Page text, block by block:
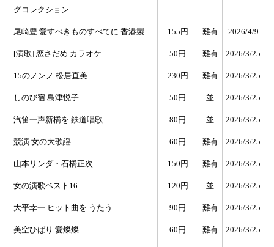
グコレクション
尾崎豊 愛すべきものすべてに 香港製 155円 難有 2026/4/9
[演歌] 恋さだめ カラオケ 50円 難有 2026/3/25
15のノンノ 松居直美 230円 難有 2026/3/25
しのび宿 島津悦子 50円 並 2026/3/25
汽笛一声新橋を 鉄道唱歌 80円 並 2026/3/25
競演 女の大歌謡 60円 難有 2026/3/25
山本リンダ・石橋正次 150円 難有 2026/3/25
女の演歌ベスト16 120円 並 2026/3/25
大平幸一 ヒット曲を うたう 90円 難有 2026/3/25
美空ひばり 愛燦燦 60円 難有 2026/3/25